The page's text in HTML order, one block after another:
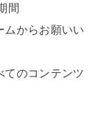
間
ムからお願いい
のコンテンツ